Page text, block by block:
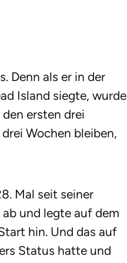
Denn als er in der
Island siegte, wurde
ersten drei
Wochen bleiben,
Mal seit seiner
ab und legte auf dem
hin. Und das auf
Status hatte und